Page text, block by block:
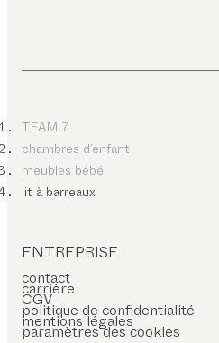
TEAM 7
chambres d’enfant
meubles bébé
lit à barreaux
ENTREPRISE
contact
carrière
CGV
politique de confidentialité
mentions légales
paramètres des cookies